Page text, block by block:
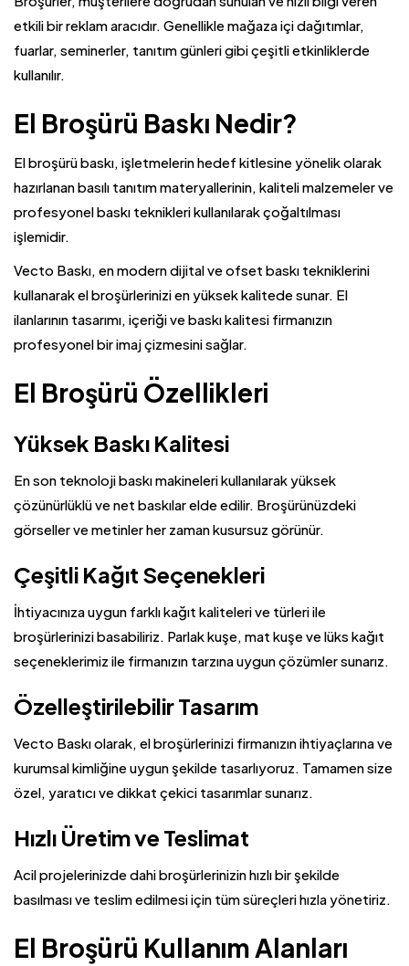
etkili bir reklam aracıdır. Genellikle mağaza içi dağıtımlar,
fuarlar, seminerler, tanıtım günleri gibi çeşitli etkinliklerde
kullanılır.
El Broşürü Baskı Nedir?
El broşürü baskı, işletmelerin hedef kitlesine yönelik olarak
hazırlanan basılı tanıtım materyallerinin, kaliteli malzemeler ve
profesyonel baskı teknikleri kullanılarak çoğaltılması
işlemidir.
Vecto Baskı, en modern dijital ve ofset baskı tekniklerini
kullanarak el broşürlerinizi en yüksek kalitede sunar. El
ilanlarının tasarımı, içeriği ve baskı kalitesi firmanızın
profesyonel bir imaj çizmesini sağlar.
El Broşürü Özellikleri
Yüksek Baskı Kalitesi
En son teknoloji baskı makineleri kullanılarak yüksek
çözünürlüklü ve net baskılar elde edilir. Broşürünüzdeki
görseller ve metinler her zaman kusursuz görünür.
Çeşitli Kağıt Seçenekleri
İhtiyacınıza uygun farklı kağıt kaliteleri ve türleri ile
broşürlerinizi basabiliriz. Parlak kuşe, mat kuşe ve lüks kağıt
seçeneklerimiz ile firmanızın tarzına uygun çözümler sunarız.
Özelleştirilebilir Tasarım
Vecto Baskı olarak, el broşürlerinizi firmanızın ihtiyaçlarına ve
kurumsal kimliğine uygun şekilde tasarlıyoruz. Tamamen size
özel, yaratıcı ve dikkat çekici tasarımlar sunarız.
Hızlı Üretim ve Teslimat
Acil projelerinizde dahi broşürlerinizin hızlı bir şekilde
basılması ve teslim edilmesi için tüm süreçleri hızla yönetiriz.
El Broşürü Kullanım Alanları